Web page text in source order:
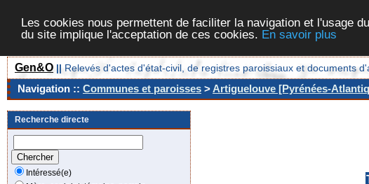
Les cookies nous permettent de faciliter la navigation et l'usage
du site implique l'acceptation de ces cookies. En savoir plus
Gen&O || Relevés d'actes d'état-civil, de registres paroissiaux et documents
Navigation :: Communes et paroisses >Artiguelouve [Pyrénées-
Recherche directe
Intéressé(e)